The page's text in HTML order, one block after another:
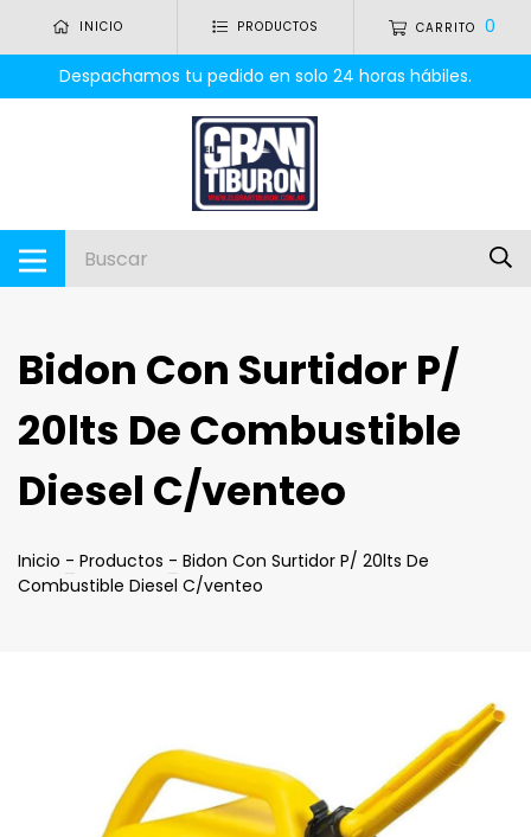
INICIO PRODUCTOS CARRITO 0
Despachamos tu pedido en solo 24 horas hábiles.
Bidon Con Surtidor P/
20lts De Combustible
Diesel C/venteo
Inicio - Productos - Bidon Con Surtidor P/ 20lts De
Combustible Diesel C/venteo